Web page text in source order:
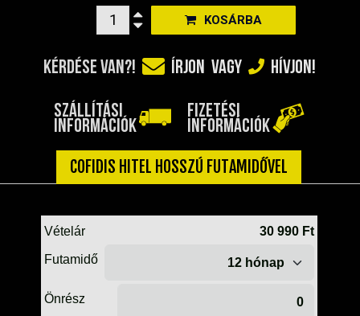
LÁMPÁK, BÚRÁK
MOTORBLOKK KOMPLETT
SZERSZÁMOK
RUHÁZAT, VÉDŐFELSZERELÉSEK
ZÁRAK, GYÚJTÁSKAPCSOLÓK
ÜZEMANYAG ELLÁTÓ RENDSZER
KOSÁRBA
KÉRDÉSE VAN?! ÍRJON VAGY HÍVJON!
SZÁLLÍTÁSI
INFORMÁCIÓK
FIZETÉSI
INFORMÁCIÓK
COFIDIS HITEL HOSSZÚ FUTAMIDŐVEL